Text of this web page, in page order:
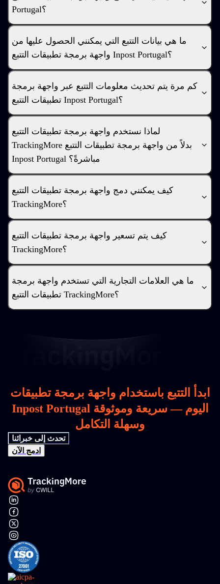
Portugal؟
ما هي بيانات التتبع التي يمكنني الحصول عليها من
واجهة برمجة تطبيقات التتبع Inpost Portugal؟
كم مرة يتم تحديث معلومات التتبع عبر واجهة برمجة
تطبيقات التتبع Inpost Portugal؟
لماذا نستخدم واجهة برمجة تطبيقات التتبع
TrackingMore بدلاً من واجهة برمجة تطبيقات التتبع
Inpost Portugal مباشرةً؟
كيف يمكنني دمج واجهة برمجة تطبيقات التتبع
TrackingMore؟
كيف يتم تسعير واجهة برمجة تطبيقات التتبع
TrackingMore؟
ما هي العلامات التجارية التي تستخدم واجهة برمجة
تطبيقات التتبع TrackingMore؟
ابدأ التتبع باستخدام واجهة برمجة تطبيقات
Inpost Portugal اليوم — سريعة وموثوقة
وسهلة التكامل
تحدث إلى خبرائنا
ادمج الآن